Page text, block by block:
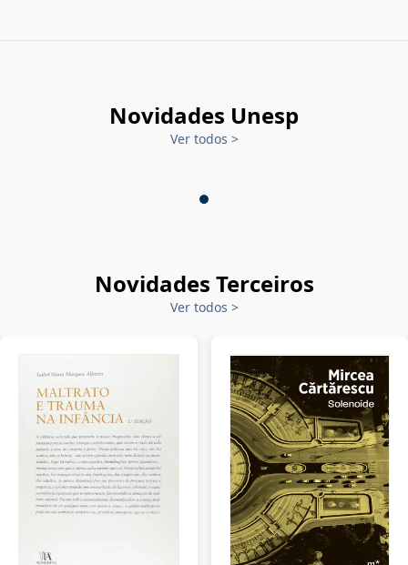
Novidades Unesp
Ver todos >
Novidades Terceiros
Ver todos >